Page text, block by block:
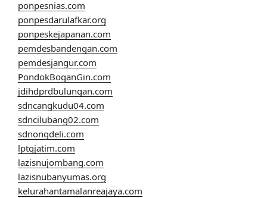
ponpesnias.com
ponpesdarulafkar.org
ponpeskejapanan.com
pemdesbandengan.com
pemdesjangur.com
PondokBoganGin.com
jdihdprdbulungan.com
sdncangkudu04.com
sdncilubang02.com
sdnongdeli.com
lptqjatim.com
lazisnujombang.com
lazisnubanyumas.org
kelurahantamalanreajaya.com